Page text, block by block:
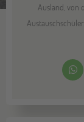
Ausland, von